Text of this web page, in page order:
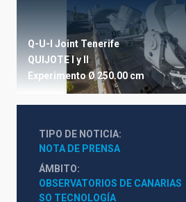
Q-U-I Joint Tenerife
QUIJOTE I y II
ExperimentoØ 250.00 cm
TIPO DE NOTICIA
NOTA DE PRENSA
ÁMBITO
OBSERVATORIOS DE CANARIAS
SO TECNOLOGÍA